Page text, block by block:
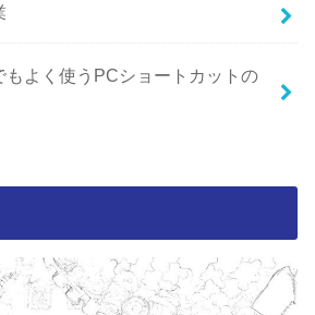
もよく使うPCショートカットの